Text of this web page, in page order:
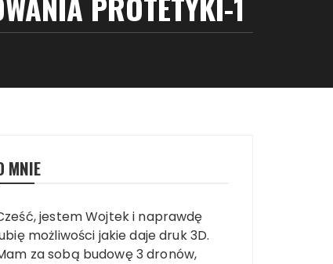
MNIE
jestem Wojtek i naprawdę
możliwości jakie daje druk 3D.
za sobą budowę 3 dronów,